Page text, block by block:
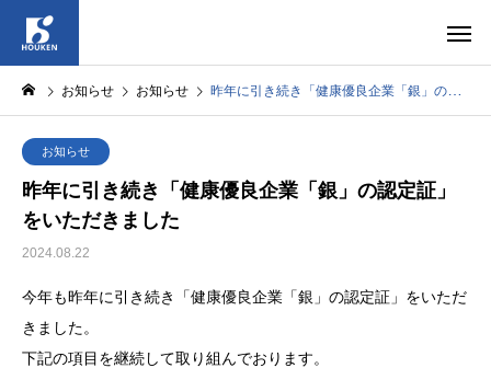
お知らせ お知らせ 昨年に引き続き「健康優良企業「銀」の認定証」をいただきました
お知らせ
昨年に引き続き「健康優良企業「銀」の認定証」
をいただきました
2024.08.22
今年も昨年に引き続き「健康優良企業「銀」の認定証」をいただ
きました。
下記の項目を継続して取り組んでおります。